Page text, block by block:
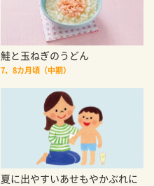
鮭と玉ねぎのうどん
7、8カ月頃（中期）
夏に出やすいあせもやかぶれに